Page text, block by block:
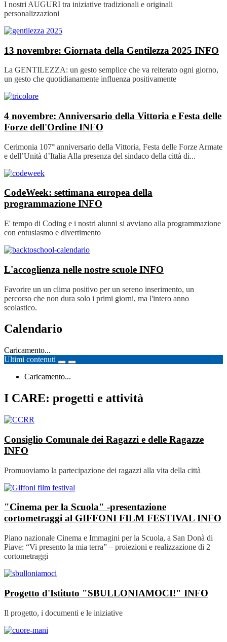
I nostri AUGURI tra iniziative tradizionali e originali
personalizzazioni
13 novembre: Giornata della Gentilezza 2025 INFO
La GENTILEZZA: un gesto semplice che va reiterato ogni giorno,
un gesto che quotidianamente influenza positivamente
4 novembre: Anniversario della Vittoria e Festa delle
Forze dell'Ordine INFO
Cerimonia 107° anniversario della Vittoria, Festa delle Forze Armate
e dell’Unità d’Italia Alla presenza del sindaco della città di...
CodeWeek: settimana europea della
programmazione INFO
E' tempo di Coding e i nostri alunni si avviano alla programmazione
con entusiasmo e divertimento
L'accoglienza nelle nostre scuole INFO
Favorire un un clima positivo per un sereno inserimento, un
percorso che non dura solo i primi giorni, ma l'intero anno
scolastico.
Calendario
Caricamento...
Ultimi contenuti
Caricamento...
I CARE: progetti e attività
Consiglio Comunale dei Ragazzi e delle Ragazze
INFO
Promuoviamo la partecipazione dei ragazzi alla vita della città
"Cinema per la Scuola" -presentazione
cortometraggi al GIFFONI FILM FESTIVAL INFO
Piano nazionale Cinema e Immagini per la Scuola, a San Donà di
Piave: “Vi presento la mia terra” – proiezioni e realizzazione di 2
cortometraggi
Progetto d'Istituto "SBULLONIAMOCI!" INFO
Il progetto, i documenti e le iniziative